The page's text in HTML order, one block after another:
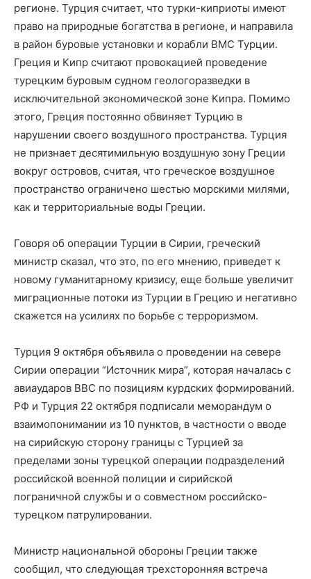
регионе. Турция считает, что турки-киприоты имеют
право на природные богатства в регионе, и направила
в район буровые установки и корабли ВМС Турции.
Греция и Кипр считают провокацией проведение
турецким буровым судном геологоразведки в
исключительной экономической зоне Кипра. Помимо
этого, Греция постоянно обвиняет Турцию в
нарушении своего воздушного пространства. Турция
не признает десятимильную воздушную зону Греции
вокруг островов, считая, что греческое воздушное
пространство ограничено шестью морскими милями,
как и территориальные воды Греции.
Говоря об операции Турции в Сирии, греческий
министр сказал, что это, по его мнению, приведет к
новому гуманитарному кризису, еще больше увеличит
миграционные потоки из Турции в Грецию и негативно
скажется на усилиях по борьбе с терроризмом.
Турция 9 октября объявила о проведении на севере
Сирии операции “Источник мира”, которая началась с
авиаударов ВВС по позициям курдских формирований.
РФ и Турция 22 октября подписали меморандум о
взаимопонимании из 10 пунктов, в частности о вводе
на сирийскую сторону границы с Турцией за
пределами зоны турецкой операции подразделений
российской военной полиции и сирийской
пограничной службы и о совместном российско-
турецком патрулировании.
Министр национальной обороны Греции также
сообщил, что следующая трехсторонняя встреча